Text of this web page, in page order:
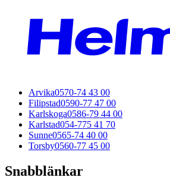
Arvika0570-74 43 00
Filipstad0590-77 47 00
Karlskoga0586-79 44 00
Karlstad054-775 41 70
Sunne0565-74 40 00
Torsby0560-77 45 00
Snabblänkar